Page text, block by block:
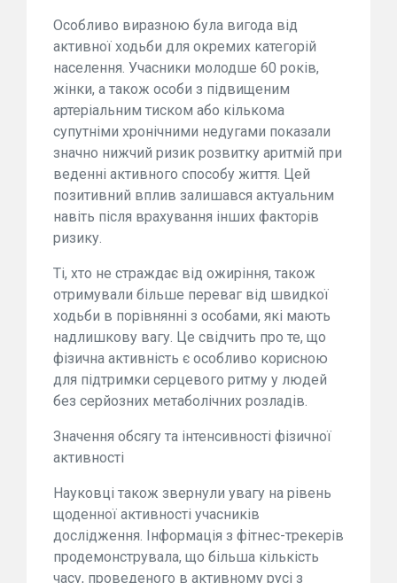
Особливо виразною була вигода від
активної ходьби для окремих категорій
населення. Учасники молодше 60 років,
жінки, а також особи з підвищеним
артеріальним тиском або кількома
супутніми хронічними недугами показали
значно нижчий ризик розвитку аритмій при
веденні активного способу життя. Цей
позитивний вплив залишався актуальним
навіть після врахування інших факторів
ризику.
Ті, хто не страждає від ожиріння, також
отримували більше переваг від швидкої
ходьби в порівнянні з особами, які мають
надлишкову вагу. Це свідчить про те, що
фізична активність є особливо корисною
для підтримки серцевого ритму у людей
без серйозних метаболічних розладів.
Значення обсягу та інтенсивності фізичної
активності
Науковці також звернули увагу на рівень
щоденної активності учасників
дослідження. Інформація з фітнес-трекерів
продемонструвала, що більша кількість
часу, проведеного в активному русі з